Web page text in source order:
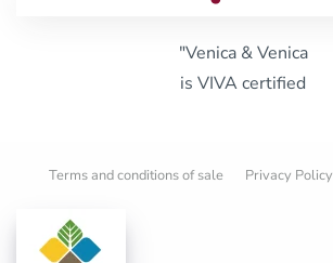
"Venica & Venica
is VIVA certified
Terms and conditions of sale Privacy Policy